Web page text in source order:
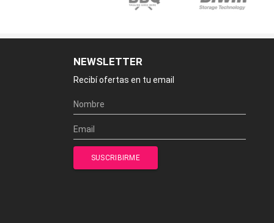
NEWSLETTER
Recibí ofertas en tu email